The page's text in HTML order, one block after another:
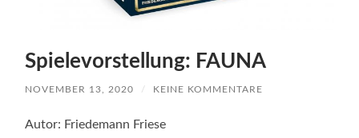
Spielevorstellung: FAUNA
NOVEMBER 13, 2020 / KEINE KOMMENTARE
Autor: Friedemann Friese